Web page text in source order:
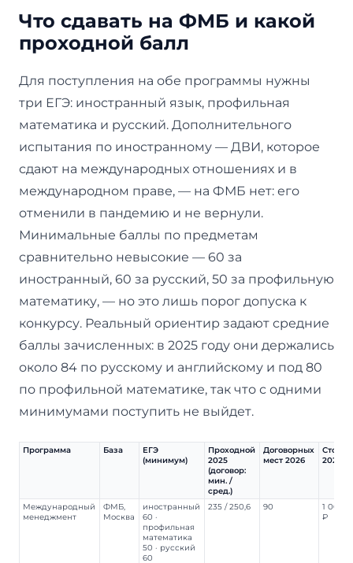
Что сдавать на ФМБ и какой
проходной балл
Для поступления на обе программы нужны
три ЕГЭ: иностранный язык, профильная
математика и русский. Дополнительного
испытания по иностранному — ДВИ, которое
сдают на международных отношениях и в
международном праве, — на ФМБ нет: его
отменили в пандемию и не вернули.
Минимальные баллы по предметам
сравнительно невысокие — 60 за
иностранный, 60 за русский, 50 за профильную
математику, — но это лишь порог допуска к
конкурсу. Реальный ориентир задают средние
баллы зачисленных: в 2025 году они держались
около 84 по русскому и английскому и под 80
по профильной математике, так что с одними
минимумами поступить не выйдет.
Программа База
ЕГЭ
(минимум)
Проходной
2025
(договор:
мин. /
сред.)
Договорных
мест 2026
2026/
Международный
менеджмент
ФМБ,
Москва
иностранный
60 ·
профильная
математика
50 · русский
60
235 / 250,6 90
1 000
₽